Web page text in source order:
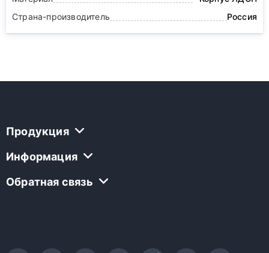
Страна-производитель
Россия
Продукция
Информация
Обратная связь